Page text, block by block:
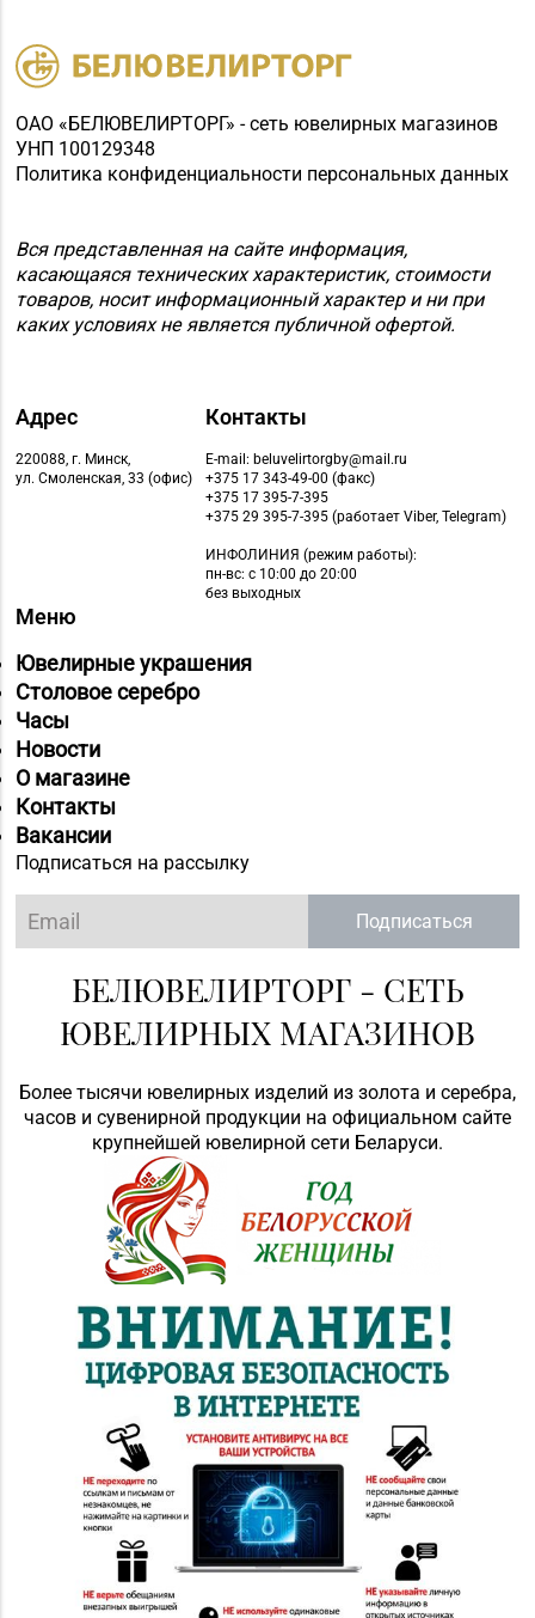
ОАО «БЕЛЮВЕЛИРТОРГ» - сеть ювелирных магазинов
УНП 100129348
Политика конфиденциальности персональных данных
Вся представленная на сайте информация,
касающаяся технических характеристик, стоимости
товаров, носит информационный характер и ни при
каких условиях не является публичной офертой.
Адрес
220088, г. Минск,
ул. Смоленская, 33 (офис)
Контакты
E-mail: beluvelirtorgby@mail.ru
+375 17 343-49-00 (факс)
+375 17 395-7-395
+375 29 395-7-395 (работает Viber, Telegram)
ИНФОЛИНИЯ (режим работы):
пн-вс: с 10:00 до 20:00
без выходных
Меню
Ювелирные украшения
Столовое серебро
Часы
Новости
О магазине
Контакты
Вакансии
Подписаться на рассылку
Подписаться
БЕЛЮВЕЛИРТОРГ - СЕТЬ
ЮВЕЛИРНЫХ МАГАЗИНОВ
Более тысячи ювелирных изделий из золота и серебра,
часов и сувенирной продукции на официальном сайте
крупнейшей ювелирной сети Беларуси.